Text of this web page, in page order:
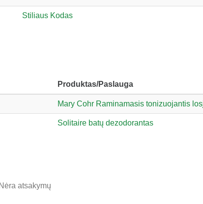
Stiliaus Kodas
Produktas/Paslauga
Mary Cohr Raminamasis tonizuojantis
Solitaire batų dezodorantas
Nėra atsakymų